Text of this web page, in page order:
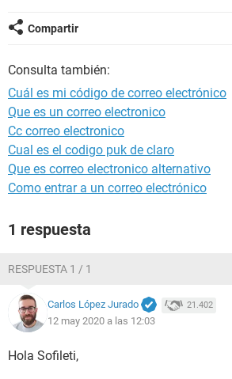
Compartir
Consulta también:
Cuál es mi código de correo electrónico
Que es un correo electronico
Cc correo electronico
Cual es el codigo puk de claro
Que es correo electronico alternativo
Como entrar a un correo electrónico
1 respuesta
RESPUESTA 1 / 1
Carlos López Jurado 21.402
12 may 2020 a las 12:03
Hola Sofileti,